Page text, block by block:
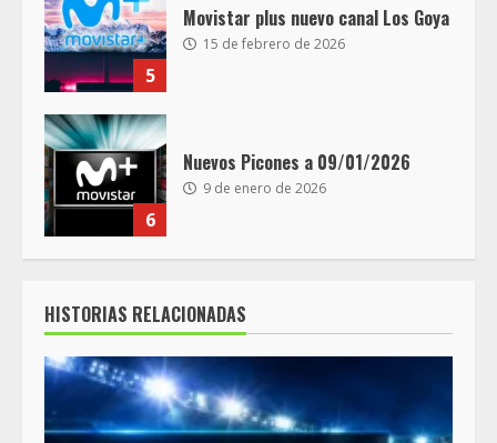
5
Movistar plus nuevo canal Los Goya
15 de febrero de 2026
6
Nuevos Picones a 09/01/2026
9 de enero de 2026
HISTORIAS RELACIONADAS